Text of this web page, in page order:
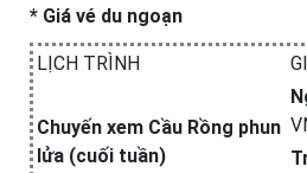
* Giá vé du ngoạn
LỊCH TRÌNH
Chuyến xem Cầu Rồng phun
lửa (cuối tuần)